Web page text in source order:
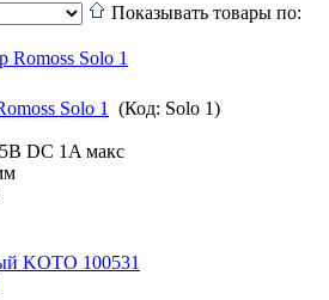
Показывать товары по:
Solo 1
(Код: Solo 1)
DC 1A макс